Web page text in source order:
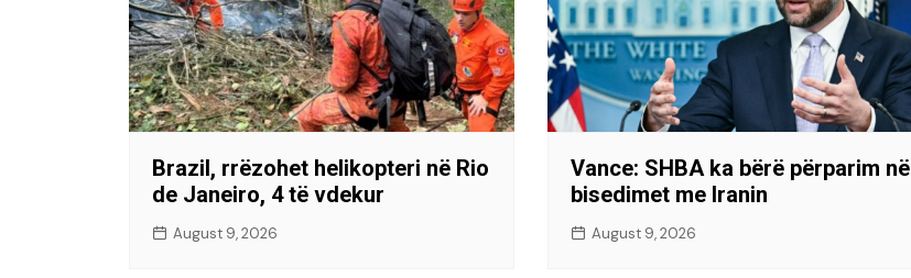
Brazil, rrëzohet helikopteri në Rio
de Janeiro, 4 të vdekur
August 9, 2026
Vance: SHBA ka bërë përparim në
bisedimet me Iranin
August 9, 2026